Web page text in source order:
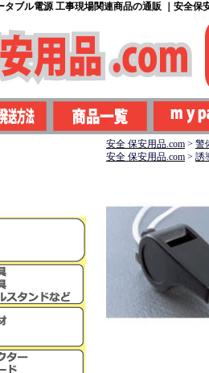
ブル電源 工事現場関連商品の通販 ｜安全保
安全 保安用品.com > 警
安全 保安用品.com > 誘